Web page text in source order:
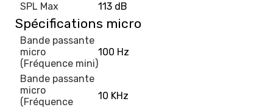
SPL Max
113 dB
Spécifications micro
Bande passante
micro
(Fréquence mini)
100 Hz
Bande passante
micro
(Fréquence
10 KHz